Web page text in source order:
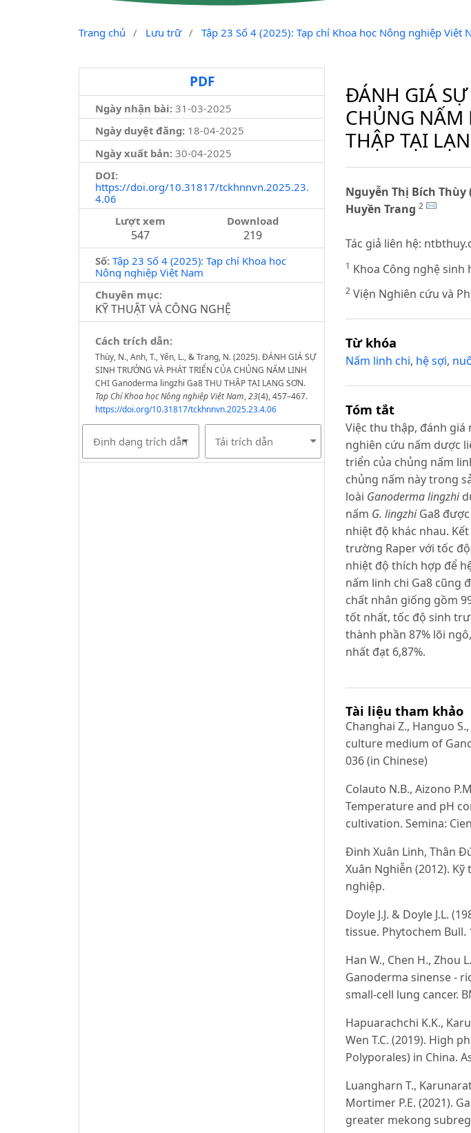
Trang chủ / Lưu trữ / Tập 23 Số 4 (2025): Tạp chí Khoa học Nông nghiệp Việt
PDF
Ngày nhận bài: 31-03-2025
Ngày duyệt đăng:18-04-2025
Ngày xuất bản: 30-04-2025
DOI:
https://doi.org/10.31817/tckhnnvn.2025.23.
4.06
Lượt xem
547
Download
219
Số: Tập 23 Số 4 (2025): Tạp chí Khoa học
Nông nghiệp Việt Nam
Chuyên mục:
KỸ THUẬT VÀ CÔNG NGHỆ
Cách trích dẫn:
Thùy, N., Anh, T., Yến, L., & Trang, N. (2025). ĐÁNH GIÁ SỰ
SINH TRƯỞNG VÀ PHÁT TRIỂN CỦA CHỦNG NẤM LINH
CHI Ganoderma lingzhi Ga8 THU THẬP TẠI LẠNG SƠN.
Tạp Chí Khoa học Nông nghiệp Việt Nam,23(4), 457–467.
https://doi.org/10.31817/tckhnnvn.2025.23.4.06
Định dạng trích dẫn Tải trích dẫn
ĐÁNH GIÁ SỰ
CHỦNG
THẬP TẠI
Nguyễn Thị Bích Thùy
Huyền Trang 2
Tác giả liên hệ:
1 Khoa Công nghệ sinh
2 Viện Nghiên cứu và
Từ khóa
Nấm linh chi, hệ sợi,
Tóm tắt
Việc thu thập, đánh
nghiên cứu nấm dược
triển của chủng nấm
chủng nấm này trong
loài Ganoderma lingzhi
nấm G. lingzhi Ga8
nhiệt độ khác nhau.
trường Raper với tốc
nhiệt độ thích hợp để
nấm linh chi Ga8 cũng
chất nhân giống gồm
tốt nhất, tốc độ sinh
thành phần 87% lõi
nhất đạt 6,87%.
Tài liệu tham khảo
Changhai Z., Hanguo
culture medium of
036 (in Chinese)
Colauto N.B., Aizono
Temperature and pH
cultivation. Semina:
Đinh Xuân Linh, Thân
Xuân Nghiễn (2012).
nghiệp.
Doyle J.J. & Doyle J.L.
tissue. Phytochem Bull.
Han W., Chen H., Zhou
Ganoderma sinense -
small-cell lung cancer.
Hapuarachchi K.K.,
Wen T.C. (2019). High
Polyporales) in China.
Luangharn T.,
Mortimer P.E. (2021).
greater mekong